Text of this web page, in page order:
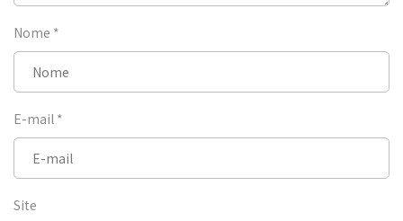
Nome *
E-mail *
Site